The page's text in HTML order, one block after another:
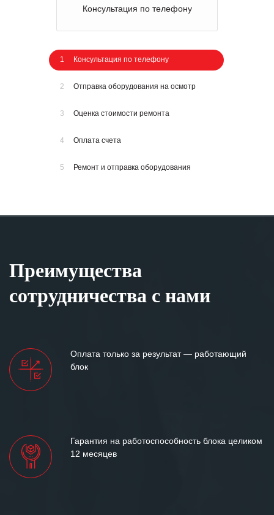
Консультация по телефону
1 Консультация по телефону
2 Отправка оборудования на осмотр
3 Оценка стоимости ремонта
4 Оплата счета
5 Ремонт и отправка оборудования
Преимущества
сотрудничества с нами
Оплата только за результат — работающий
блок
Гарантия на работоспособность блока целиком
12 месяцев